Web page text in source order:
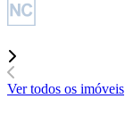
Ver todos os imóveis